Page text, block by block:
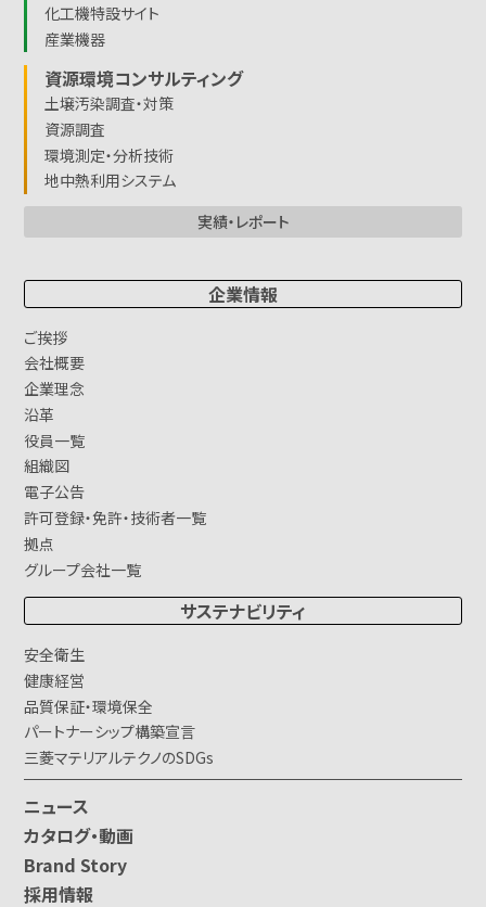
化工機特設サイト
産業機器
資源環境コンサルティング
土壌汚染調査・対策
資源調査
環境測定・分析技術
地中熱利用システム
実績・レポート
企業情報
ご挨拶
会社概要
企業理念
沿革
役員一覧
組織図
電子公告
許可登録・免許・技術者一覧
拠点
グループ会社一覧
サステナビリティ
安全衛生
健康経営
品質保証・環境保全
パートナーシップ構築宣言
三菱マテリアルテクノのSDGs
ニュース
カタログ・動画
Brand Story
採用情報